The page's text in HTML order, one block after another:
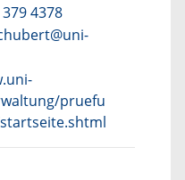
4378
pruefu